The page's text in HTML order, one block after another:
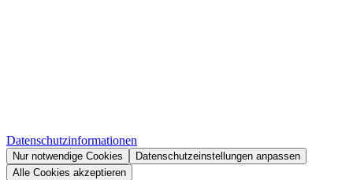
Datenschutzinformationen
Nur notwendige Cookies
Datenschutzeinstellungen anpassen
Alle Cookies akzeptieren